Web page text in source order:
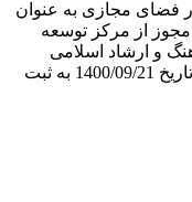
فضای مجازی به عنوان
مجوز از مرکز توسعه
و ارشاد اسلامی
دریافت شده و با شماره پرونده 12565 در تاریخ 1400/09/21 به ثبت